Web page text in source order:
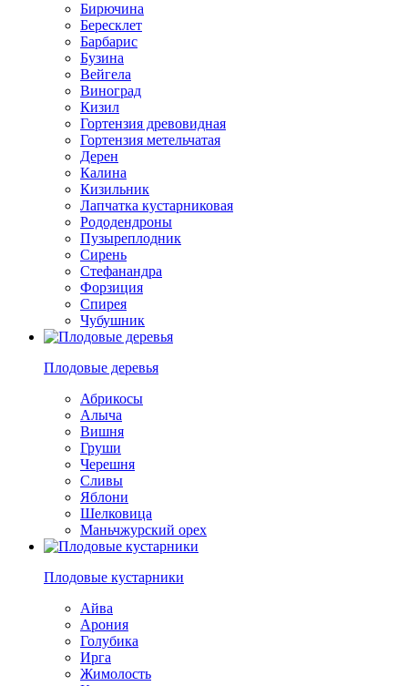
Бирючина
Бересклет
Барбарис
Бузина
Вейгела
Виноград
Кизил
Гортензия древовидная
Гортензия метельчатая
Дерен
Калина
Кизильник
Лапчатка кустарниковая
Рододендроны
Пузыреплодник
Сирень
Стефанандра
Форзиция
Спирея
Чубушник
Плодовые деревья
Абрикосы
Алыча
Вишня
Груши
Черешня
Сливы
Яблони
Шелковица
Маньчжурский орех
Плодовые кустарники
Айва
Арония
Голубика
Ирга
Жимолость